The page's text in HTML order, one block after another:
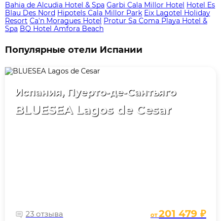
Bahia de Alcudia Hotel & Spa Garbi Cala Millor Hotel Hotel Es
Blau Des Nord Hipotels Cala Millor Park Eix Lagotel Holiday
Resort Ca'n Moragues Hotel Protur Sa Coma Playa Hotel &
Spa BQ Hotel Amfora Beach
Популярные отели Испании
Испания, Пуерто-де-Сантьяго
BLUESEA Lagos de Cesar
23 отзыва от201 479 ₽